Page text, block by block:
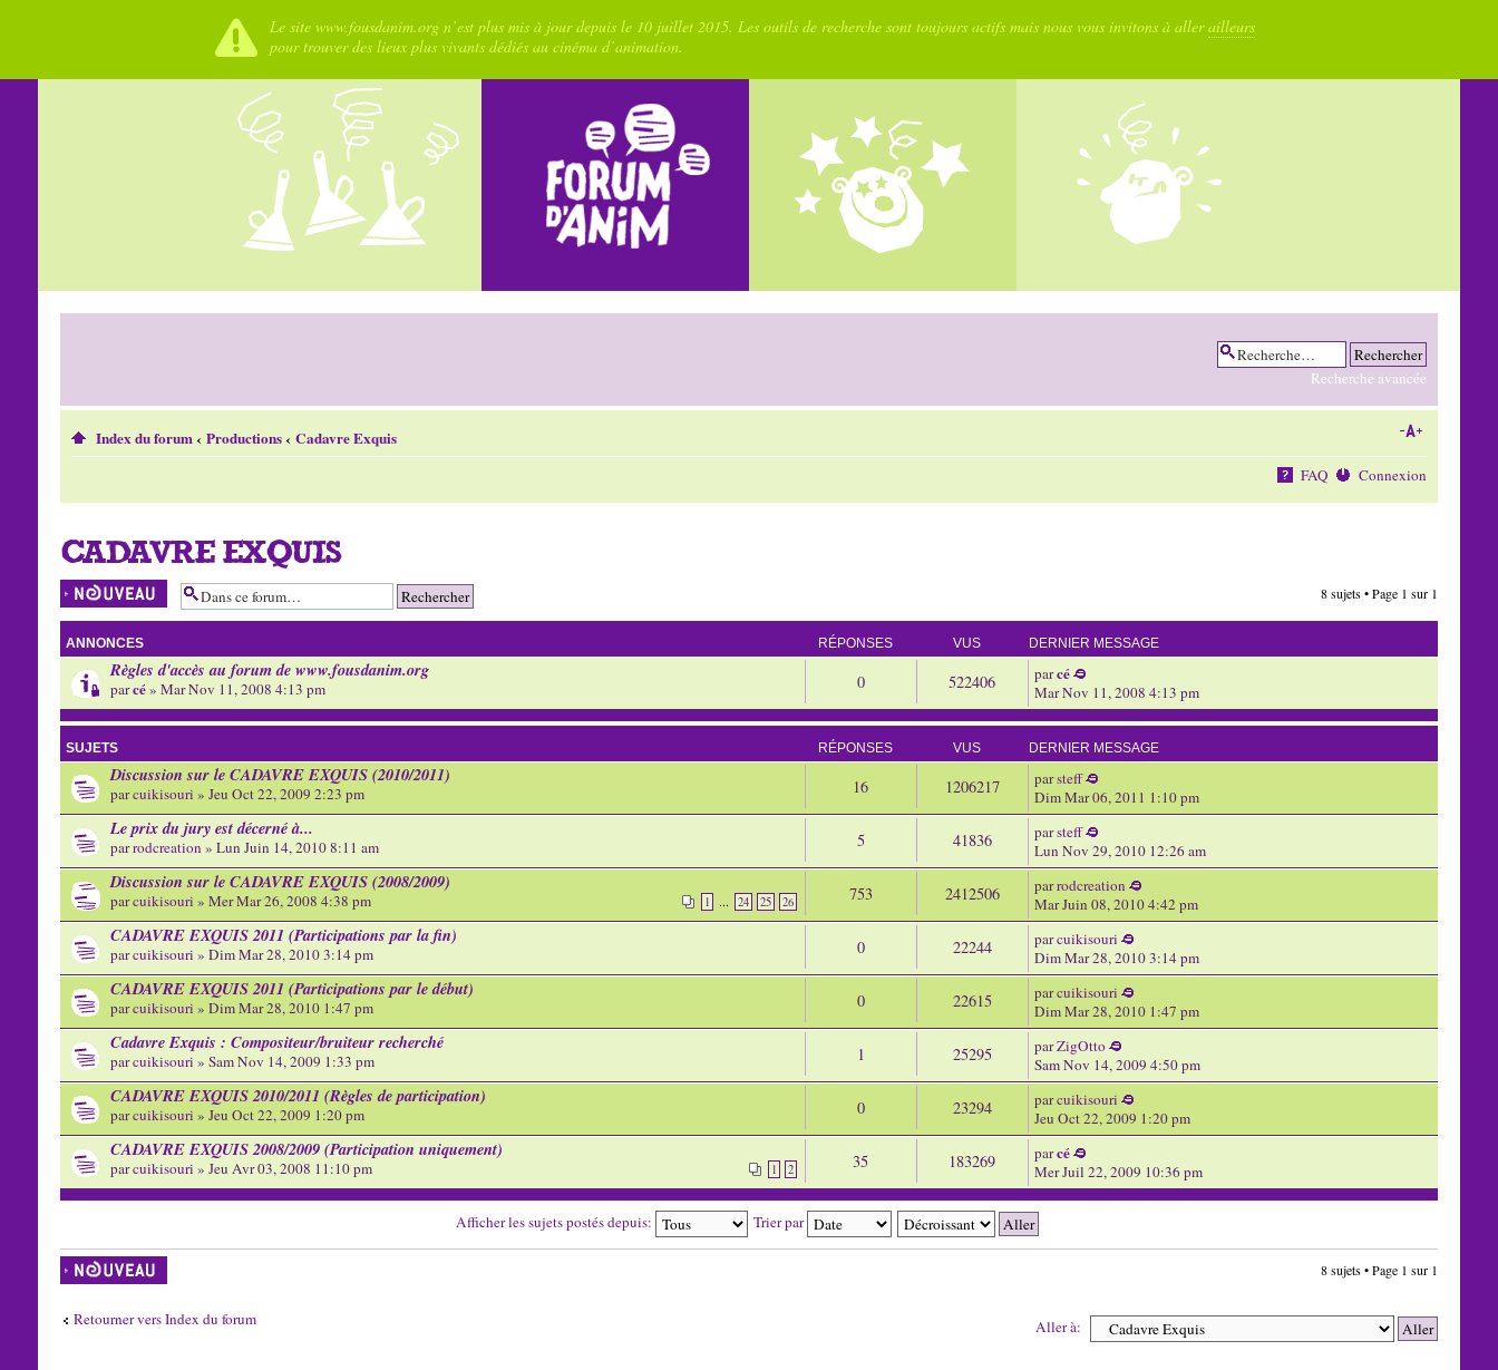
Le site www.fousdanim.org n’est plus mis à jour depuis le 10 juillet 2015. Les outils de recherche sont toujours actifs mais nous vous invitons à allerailleurs
pour trouver des lieux plus vivants dédiés au cinéma d’animation.
Recherche avancée
Index du forum‹ Productions‹ Cadavre Exquis
FAQ Connexion
CADAVRE EXQUIS
Écrire un nouveau
sujet
8 sujets • Page 1 sur 1
ANNONCES RÉPONSES VUS DERNIER MESSAGE
Règles d'accès au forum de www.fousdanim.org
parcé» Mar Nov 11, 2008 4:13 pm 0 522406 parcé
Mar Nov 11, 2008 4:13 pm
SUJETS RÉPONSES VUS DERNIER MESSAGE
Discussion sur le CADAVRE EXQUIS (2010/2011)
parcuikisouri » Jeu Oct 22, 2009 2:23 pm 16 1206217 parsteff
Dim Mar 06, 2011 1:10 pm
Le prix du jury est décerné à...
parrodcreation » Lun Juin 14, 2010 8:11 am 5 41836 parsteff
Lun Nov 29, 2010 12:26 am
Discussion sur le CADAVRE EXQUIS (2008/2009)
1 ... 24 25 26
parcuikisouri » Mer Mar 26, 2008 4:38 pm 753 2412506 parrodcreation
Mar Juin 08, 2010 4:42 pm
CADAVRE EXQUIS 2011 (Participations par la fin)
parcuikisouri » Dim Mar 28, 2010 3:14 pm 0 22244 parcuikisouri
Dim Mar 28, 2010 3:14 pm
CADAVRE EXQUIS 2011 (Participations par le début)
parcuikisouri » Dim Mar 28, 2010 1:47 pm 0 22615 parcuikisouri
Dim Mar 28, 2010 1:47 pm
Cadavre Exquis : Compositeur/bruiteur recherché
parcuikisouri » Sam Nov 14, 2009 1:33 pm 1 25295 parZigOtto
Sam Nov 14, 2009 4:50 pm
CADAVRE EXQUIS 2010/2011 (Règles de participation)
parcuikisouri » Jeu Oct 22, 2009 1:20 pm 0 23294 parcuikisouri
Jeu Oct 22, 2009 1:20 pm
CADAVRE EXQUIS 2008/2009 (Participation uniquement)
1 2
parcuikisouri » Jeu Avr 03, 2008 11:10 pm 35 183269 parcé
Mer Juil 22, 2009 10:36 pm
Afficher les sujets postés depuis: Trier par
Écrire un nouveau
sujet
8 sujets • Page 1 sur 1
Retourner vers Index du forum Aller à: